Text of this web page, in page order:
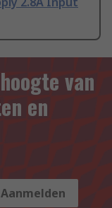
van
en
Aanmelden